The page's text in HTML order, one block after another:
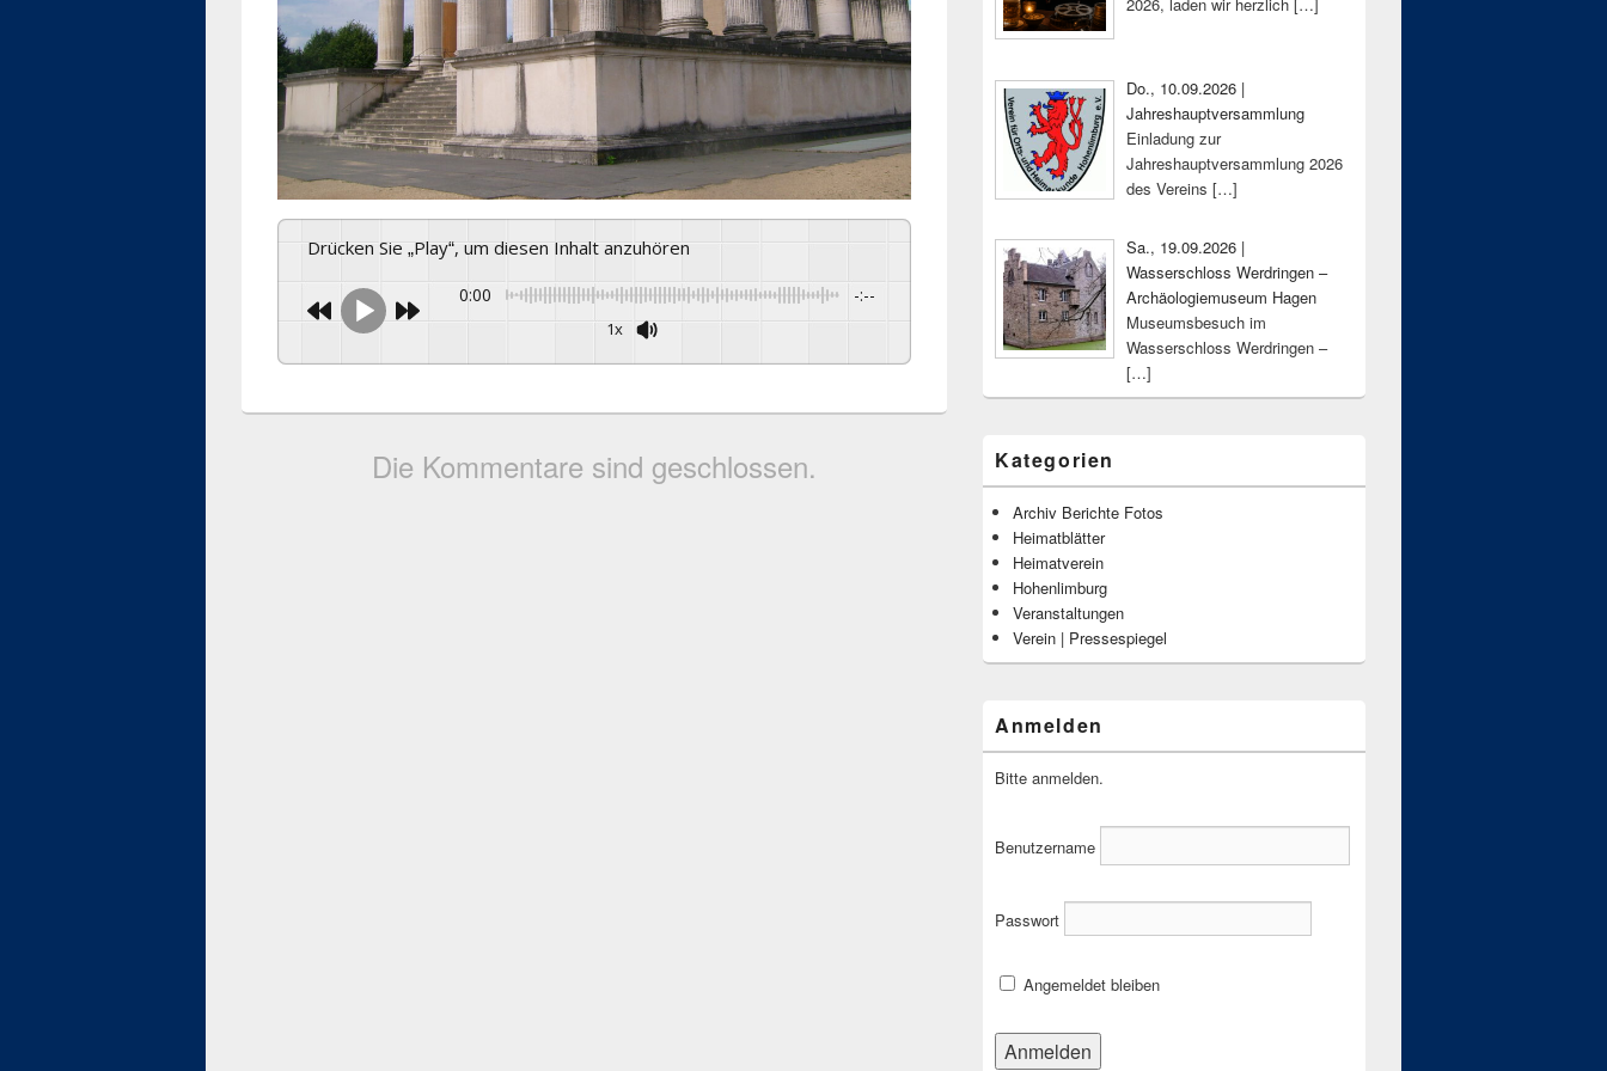
Drücken Sie „Play“, um diesen Inhalt anzuhören
0:00 -:--
1x
Die Kommentare sind geschlossen.
Do., 10.09.2026 |
Jahreshauptversammlung
Einladung zur
Jahreshauptversammlung 2026
des Vereins […]
Sa., 19.09.2026 |
Wasserschloss Werdringen –
Archäologiemuseum Hagen
Museumsbesuch im
Wasserschloss Werdringen –
[…]
Kategorien
Archiv Berichte Fotos
Heimatblätter
Heimatverein
Hohenlimburg
Veranstaltungen
Verein | Pressespiegel
Anmelden
Bitte anmelden.
Benutzername
Passwort
Angemeldet bleiben